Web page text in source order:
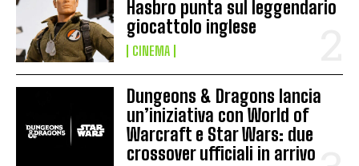
Hasbro punta sul leggendario
giocattolo inglese
CINEMA
Dungeons & Dragons lancia
un’iniziativa con World of
Warcraft e Star Wars: due
crossover ufficiali in arrivo